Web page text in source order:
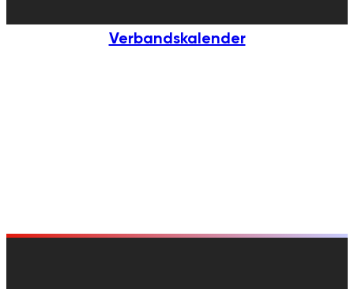
Verbandskalender